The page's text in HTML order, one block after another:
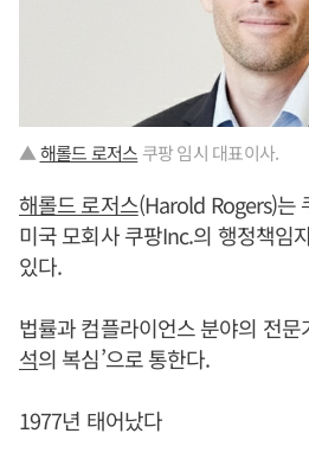
▲해롤드 로저스 쿠팡 임시 대표이사.
해롤드 로저스(Harold Rogers)는
미국 모회사 쿠팡Inc.의 행정책임
있다.
법률과 컴플라이언스 분야의 전문
석의 복심’으로 통한다.
1977년 태어났다